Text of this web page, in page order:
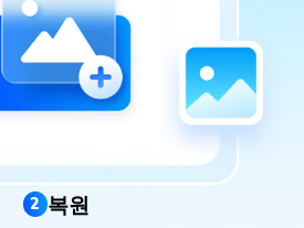
2 복원